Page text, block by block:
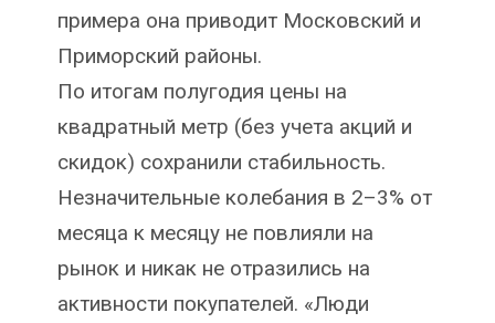
примера она приводит Московский и
Приморский районы.
По итогам полугодия цены на
квадратный метр (без учета акций и
скидок) сохранили стабильность.
Незначительные колебания в 2–3% от
месяца к месяцу не повлияли на
рынок и никак не отразились на
активности покупателей. «Люди